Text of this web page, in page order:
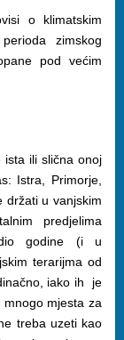
o klimatskim
zimskog
pod većim
ista ili slična onoj
Istra, Primorje,
držati u vanjskim
predjelima
godine (i u
terarijma od
iako ih je
mjesta za
treba uzeti kao